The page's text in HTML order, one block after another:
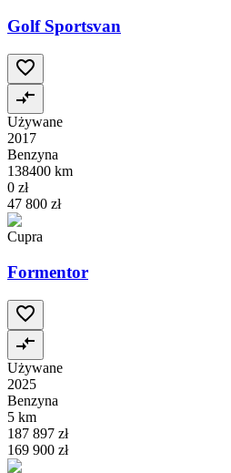
Golf Sportsvan
Używane
2017
Benzyna
138400 km
0 zł
47 800 zł
Cupra
Formentor
Używane
2025
Benzyna
5 km
187 897 zł
169 900 zł